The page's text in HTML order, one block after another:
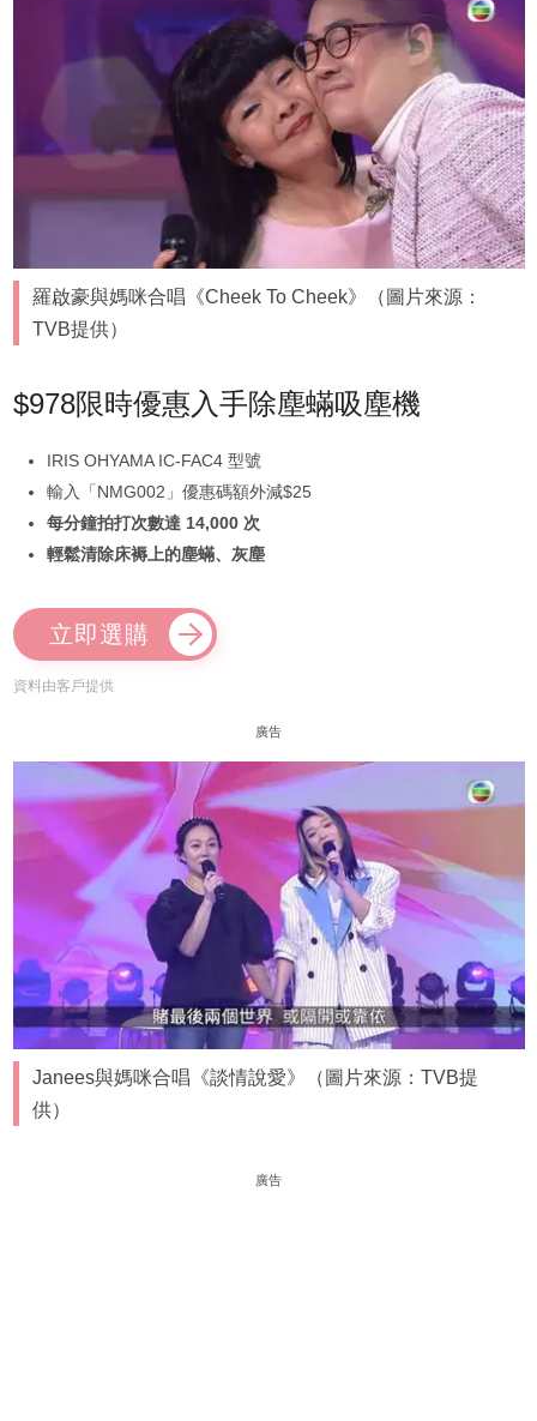
羅啟豪與媽咪合唱《Cheek To Cheek》（圖片來源：
TVB提供）
$978限時優惠入手除塵蟎吸塵機
IRIS OHYAMA IC-FAC4 型號
輸入「NMG002」優惠碼額外減$25
每分鐘拍打次數達 14,000 次
輕鬆清除床褥上的塵蟎、灰塵
立即選購
資料由客戶提供
廣告
Janees與媽咪合唱《談情說愛》（圖片來源：TVB提
供）
廣告